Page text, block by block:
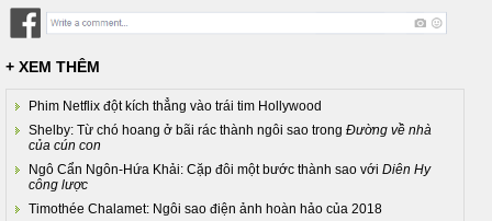
+ XEM THÊM
Phim Netflix đột kích thẳng vào trái tim Hollywood
Shelby: Từ chó hoang ở bãi rác thành ngôi sao trong Đường về nhà
của cún con
Ngô Cẩn Ngôn-Hứa Khải: Cặp đôi một bước thành sao với Diên Hy
công lược
Timothée Chalamet: Ngôi sao điện ảnh hoàn hảo của 2018